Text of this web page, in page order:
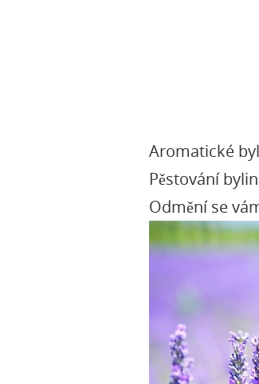
Aromatické
Pěstování
Odmění se